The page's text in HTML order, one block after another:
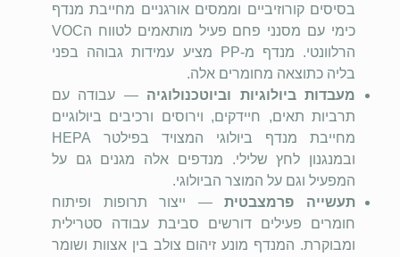
בסיסים קורוזיביים וממסים אורגניים מחייבת מנדף
כימי עם מסנני פחם פעיל מותאמים לטווח הVOC
הרלוונטי. מנדף מ-PP
מציע עמידות גבוהה בפני
בליה כתוצאה מחומרים אלה.
מעבדות ביולוגיות וביוטכנולוגיה — עבודה עם
תרביות תאים, חיידקים, וירוסים ורכיבים ביולוגיים
מחייבת מנדף ביולוגי המצויד בפילטר HEPA
ובמנגנון לחץ שלילי. מנדפים אלה מגנים גם על
המפעיל וגם על המוצר הביולוגי.
תעשייה פרמצבטית— ייצור תרופות ופיתוח
חומרים פעילים דורשים סביבת עבודה סטרילית
ומבוקרת. המנדף מונע זיהום צולב בין אצוות ושומר